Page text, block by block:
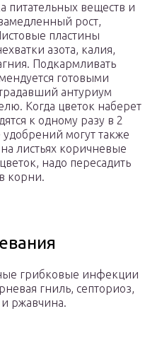
питательных веществ и
рост,
пластины
азота, калия,
Подкармливать
готовыми
антуриум
Когда цветок наберет
к одному разу в 2
могут также
листьях коричневые
надо пересадить
корни.
грибковые инфекции
гниль, септориоз,
ржавчина.